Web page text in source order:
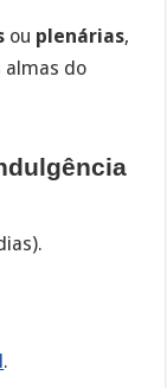
ou plenárias,
almas do
.